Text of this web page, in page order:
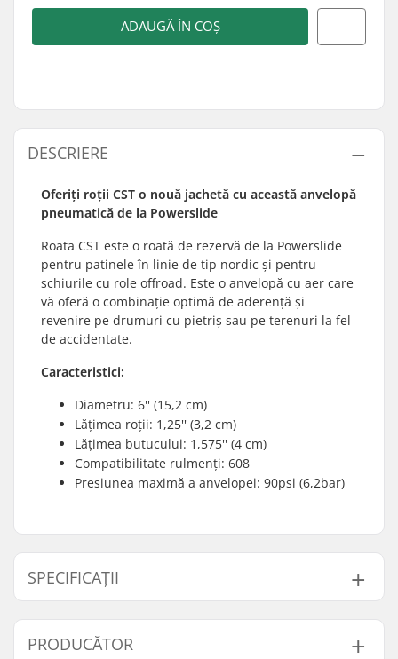
ADAUGĂ ÎN COȘ
DESCRIERE
Oferiți roții CST o nouă jachetă cu această anvelopă
pneumatică de la Powerslide
Roata CST este o roată de rezervă de la Powerslide
pentru patinele în linie de tip nordic și pentru
schiurile cu role offroad. Este o anvelopă cu aer care
vă oferă o combinație optimă de aderență și
revenire pe drumuri cu pietriș sau pe terenuri la fel
de accidentate.
Caracteristici:
Diametru: 6'' (15,2 cm)
Lățimea roții: 1,25'' (3,2 cm)
Lățimea butucului: 1,575'' (4 cm)
Compatibilitate rulmenți: 608
Presiunea maximă a anvelopei: 90psi (6,2bar)
SPECIFICAȚII
Diametru Roți:
150mm
Lățime roată:
PRODUCĂTOR